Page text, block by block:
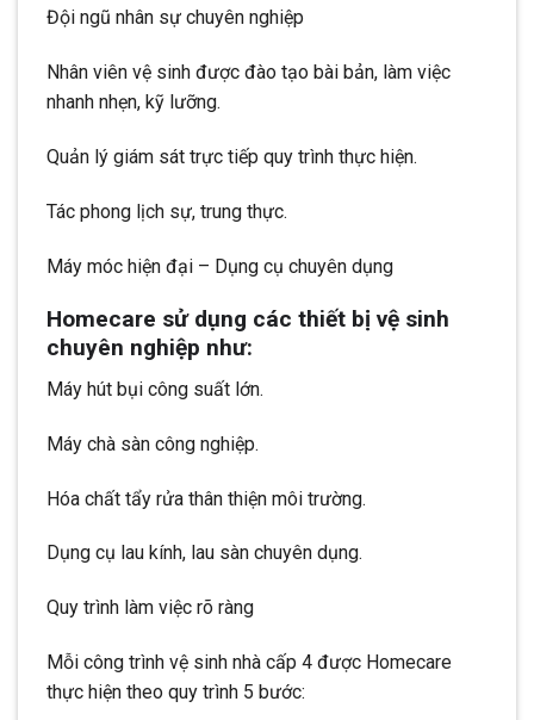
Đội ngũ nhân sự chuyên nghiệp
Nhân viên vệ sinh được đào tạo bài bản, làm việc
nhanh nhẹn, kỹ lưỡng.
Quản lý giám sát trực tiếp quy trình thực hiện.
Tác phong lịch sự, trung thực.
Máy móc hiện đại – Dụng cụ chuyên dụng
Homecare sử dụng các thiết bị vệ sinh
chuyên nghiệp như:
Máy hút bụi công suất lớn.
Máy chà sàn công nghiệp.
Hóa chất tẩy rửa thân thiện môi trường.
Dụng cụ lau kính, lau sàn chuyên dụng.
Quy trình làm việc rõ ràng
Mỗi công trình vệ sinh nhà cấp 4 được Homecare
thực hiện theo quy trình 5 bước: